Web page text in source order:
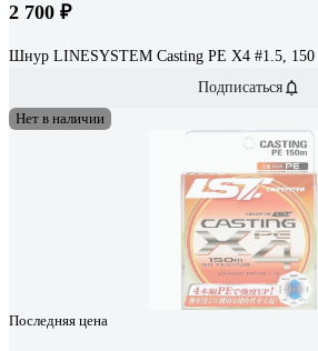
2 700 ₽
Шнур LINESYSTEM Casting PE X4 #1.5,
Подписаться
Нет в наличии
Последняя цена